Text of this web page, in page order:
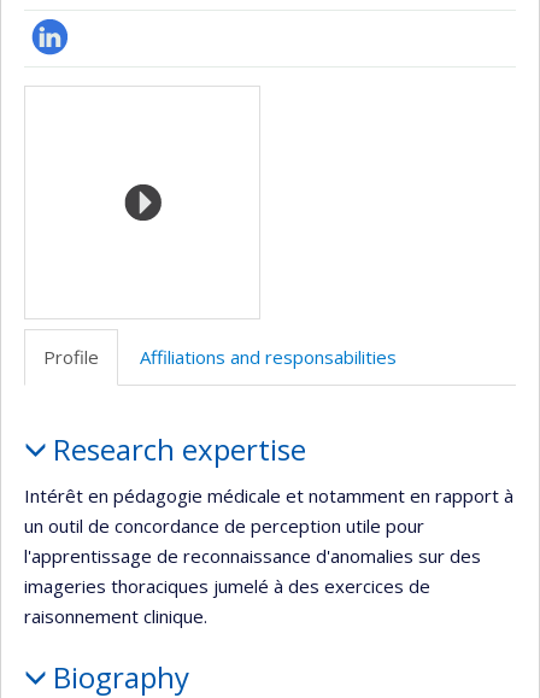
LinkedIn
Media
Profile Affiliations and responsabilities
Research expertise
Intérêt en pédagogie médicale et notamment en rapport à
un outil de concordance de perception utile pour
l'apprentissage de reconnaissance d'anomalies sur des
imageries thoraciques jumelé à des exercices de
raisonnement clinique.
Biography